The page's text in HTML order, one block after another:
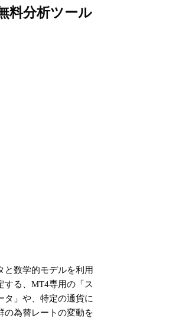
料分析ツール
と数学的モデルを利用
する、MT4専用の「ス
タ」や、特定の通貨に
の為替レートの変動を